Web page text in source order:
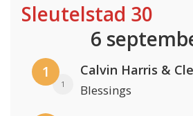
Sleutelstad 30
6
1
1 Blessings